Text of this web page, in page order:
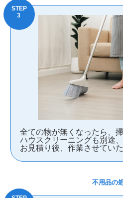
全ての物が無くなったら、
ハウスクリーニングも別途
お見積り後、作業させていた
不用品の